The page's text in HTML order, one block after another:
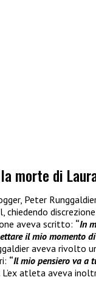
morte di
Peter
chiedendo
aveva scritto: “In
il mio momento
aveva rivolto
“Il mio pensiero va a
L’ex atleta aveva